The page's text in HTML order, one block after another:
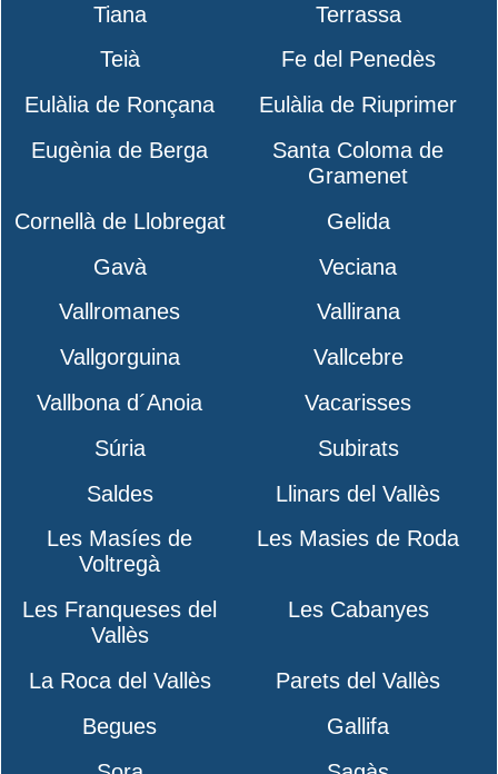
Tiana
Terrassa
Teià
Fe del Penedès
Eulàlia de Ronçana
Eulàlia de Riuprimer
Eugènia de Berga
Santa Coloma de
Gramenet
Cornellà de Llobregat
Gelida
Gavà
Veciana
Vallromanes
Vallirana
Vallgorguina
Vallcebre
Vallbona d´Anoia
Vacarisses
Súria
Subirats
Saldes
Llinars del Vallès
Les Masíes de
Voltregà
Les Masies de Roda
Les Franqueses del
Vallès
Les Cabanyes
La Roca del Vallès
Parets del Vallès
Begues
Gallifa